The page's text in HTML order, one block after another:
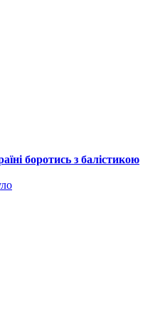
боротись з балістикою